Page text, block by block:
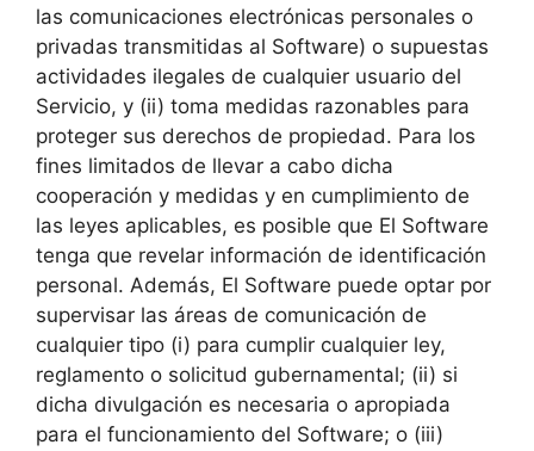
las comunicaciones electrónicas personales o
privadas transmitidas al Software) o supuestas
actividades ilegales de cualquier usuario del
Servicio, y (ii) toma medidas razonables para
proteger sus derechos de propiedad. Para los
fines limitados de llevar a cabo dicha
cooperación y medidas y en cumplimiento de
las leyes aplicables, es posible que El Software
tenga que revelar información de identificación
personal. Además, El Software puede optar por
supervisar las áreas de comunicación de
cualquier tipo (i) para cumplir cualquier ley,
reglamento o solicitud gubernamental; (ii) si
dicha divulgación es necesaria o apropiada
para el funcionamiento del Software; o (iii)